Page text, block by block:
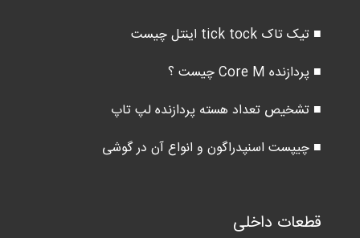
■ تیک تاک tick tock اینتل چیست
■ پردازنده Core M چیست ؟
■ تشخیص تعداد هسته پردازنده لپ تاپ
■ چیپست اسنپدراگون و انواع آن در گوشی
قطعات داخلی